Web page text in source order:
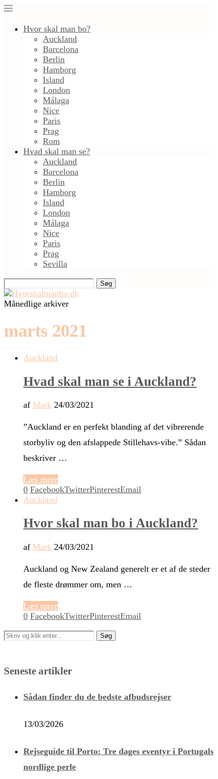
Hvor skal man bo?
Auckland
Barcelona
Berlin
Hamborg
Island
London
Málaga
Nice
Paris
Prag
Rom
Hvad skal man se?
Auckland
Barcelona
Berlin
Hamborg
Island
London
Málaga
Nice
Paris
Prag
Sevilla
Søg
Månedlige arkiver
marts 2021
Auckland
Hvad skal man se i Auckland?
af Mark 24/03/2021
”Auckland er en perfekt blanding af det vibrerende
storbyliv og den afslappede Stillehavs-vibe.” Sådan
beskriver …
Læs mere
0 FacebookTwitterPinterestEmail
Auckland
Hvor skal man bo i Auckland?
af Mark 24/03/2021
Auckland og New Zealand generelt er et af de steder
de fleste drømmer om, men …
Læs mere
0 FacebookTwitterPinterestEmail
Seneste artikler
Sådan finder du de bedste afbudsrejser
13/03/2026
Rejseguide til Porto: Tre dages eventyr i Portugals
nordlige perle